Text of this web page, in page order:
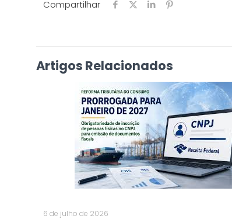
Compartilhar
Artigos Relacionados
6 de julho de 2026